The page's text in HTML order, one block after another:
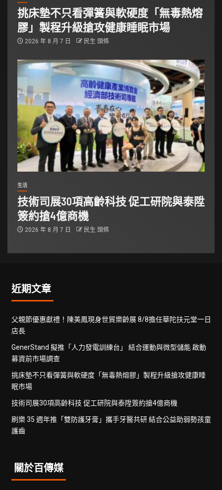
挑床墊不只看彈簧與軟硬度「無毒熱熔
膠」製程升級搶攻健康睡眠市場
2026 年 8 月 7 日 民生 頭條
生活
技術司展30項高齡科技 促工研院與泰陞
簽約搶4億商機
2026 年 8 月 7 日 民生 頭條
近期文章
父親節優惠獻禮！陳美鳳現身世貿樂齡展 8/8擔任華陀扶元堂一日
店長
GenerStand 擬推「人力發電訓練台」 結合運動與微型儲能 啟動
募資前市場調查
挑床墊不只看彈簧與軟硬度「無毒熱熔膠」製程升級搶攻健康睡
眠市場
技術司展30項高齡科技 促工研院與泰陞簽約搶4億商機
刷樂 35 週年推「雙防護牙膏」攜手牙醫共研 結合公益助弱勢孩童
護齒
關於百傳媒